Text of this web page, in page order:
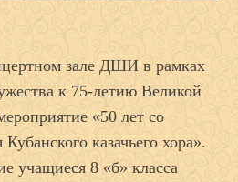
зале ДШИ в рамках
к 75-летию Великой
«50 лет со
казачьего хора».
учащиеся 8 «б» класса